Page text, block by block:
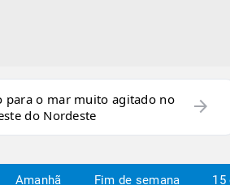
para o mar muito agitado no
do Nordeste
arrow_forward
Amanhã Fim de semana 15